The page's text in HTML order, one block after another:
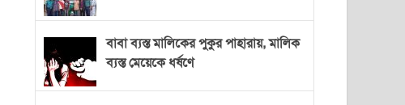
বাবা ব্যস্ত মালিকের পুকুর পাহারায়, মালিক
ব্যস্ত মেয়েকে ধর্ষণে